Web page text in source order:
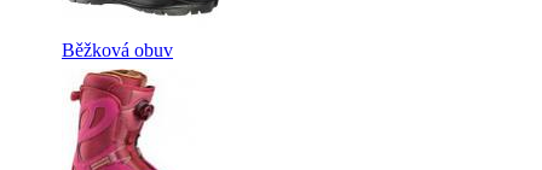
Běžková obuv